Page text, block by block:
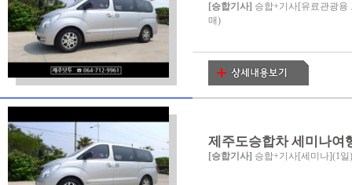
[승합기사] 승합+기사[유료관광
매)
제주도승합차 세미나여
[승합기사] 승합+기사[세미나](1